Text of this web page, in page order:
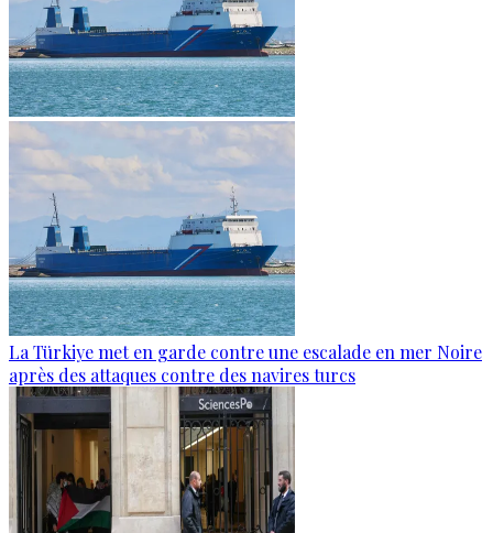
La Türkiye met en garde contre une escalade en mer Noire
après des attaques contre des navires turcs